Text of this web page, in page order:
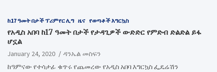
ከ17 ዓመት በታች ፕሪምየር ሊግ ዜና የወጣቶች እግርኳስ
የአዲስ አበባ ከ17 ዓመት በታች የታዳጊዎች ውድድር የምድብ ድልድል ይፋ
ሆኗል
January 24, 2020
ዳንኤል መስፍን
ከዓምናው የተሳታፊ ቁጥሩ የጨመረው የአዲስ አበባ እግርኳስ ፌዴሬሽን